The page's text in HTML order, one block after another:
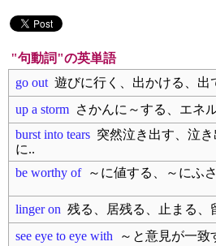
"句動詞"の英単語
go out 遊びに行く、出かける、出
up a storm さかんに～する、エネ
burst into tears 突然泣き出す、泣
に..
be worthy of～に値する、～にふ
linger on 残る、居残る、止まる、
see eye to eye with ～と意見が一致